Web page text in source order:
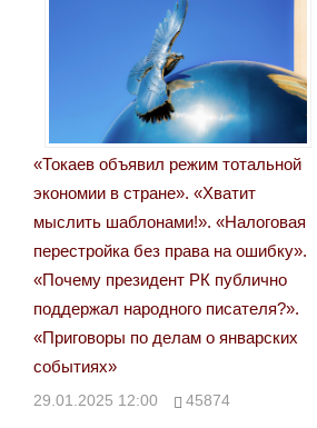
«Токаев объявил режим тотальной
экономии в стране». «Хватит
мыслить шаблонами!». «Налоговая
перестройка без права на ошибку».
«Почему президент РК публично
поддержал народного писателя?».
«Приговоры по делам о январских
событиях»
29.01.2025 12:00 45874